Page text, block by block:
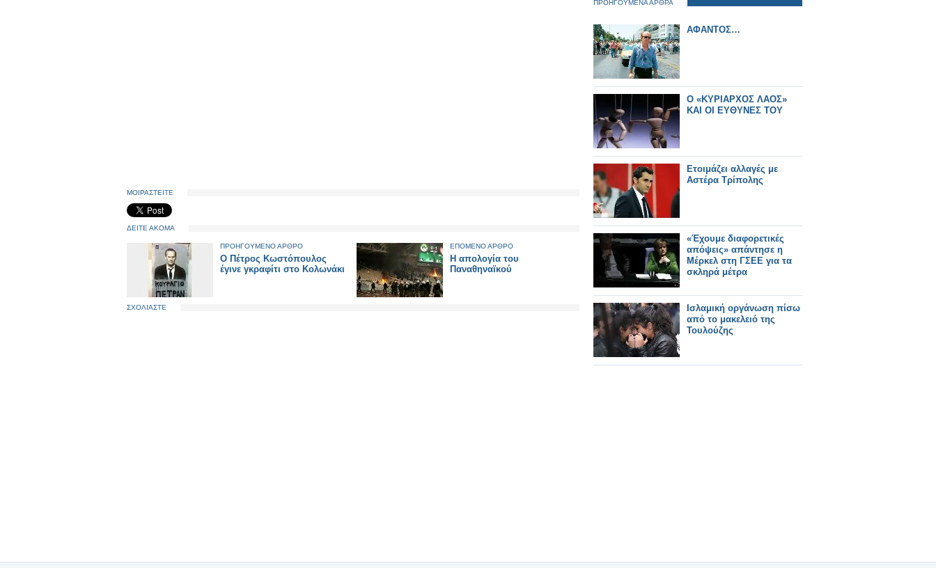
ΜΟΙΡΑΣΤΕΙΤΕ
ΔΕΙΤΕ ΑΚΟΜΑ
ΠΡΟΗΓΟΥΜΕΝΟ ΑΡΘΡΟ
Ο Πέτρος Κωστόπουλος
έγινε γκραφίτι στο Κολωνάκι
ΕΠΟΜΕΝΟ ΑΡΘΡΟ
Η απολογία του
Παναθηναϊκού
ΣΧΟΛΙΑΣΤΕ
ΠΡΟΗΓΟΥΜΕΝΑ ΑΡΘΡΑ
ΑΦΑΝΤΟΣ…
Ο «ΚΥΡΙΑΡΧΟΣ ΛΑΟΣ»
ΚΑΙ ΟΙ ΕΥΘΥΝΕΣ ΤΟΥ
Ετοιμάζει αλλαγές με
Αστέρα Τρίπολης
«Έχουμε διαφορετικές
απόψεις» απάντησε η
Μέρκελ στη ΓΣΕΕ για τα
σκληρά μέτρα
Ισλαμική οργάνωση πίσω
από το μακελειό της
Τουλούζης